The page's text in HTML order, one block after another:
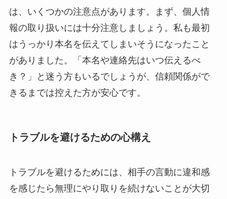
は、いくつかの注意点があります。まず、個人情
報の取り扱いには十分注意しましょう。私も最初
はうっかり本名を伝えてしまいそうになったこと
がありました。「本名や連絡先はいつ伝えるべ
き？」と迷う方もいるでしょうが、信頼関係がで
きるまでは控えた方が安心です。
トラブルを避けるための心構え
トラブルを避けるためには、相手の言動に違和感
を感じたら無理にやり取りを続けないことが大切